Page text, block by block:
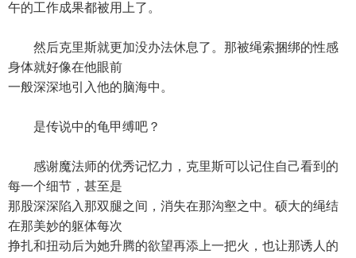
午的工作成果都被用上了。
然后克里斯就更加没办法休息了。那被绳索捆绑的性感
身体就好像在他眼前
一般深深地引入他的脑海中。
是传说中的龟甲缚吧？
感谢魔法师的优秀记忆力，克里斯可以记住自己看到的
每一个细节，甚至是
那股深深陷入那双腿之间，消失在那沟壑之中。硕大的绳结
在那美妙的躯体每次
挣扎和扭动后为她升腾的欲望再添上一把火，也让那诱人的